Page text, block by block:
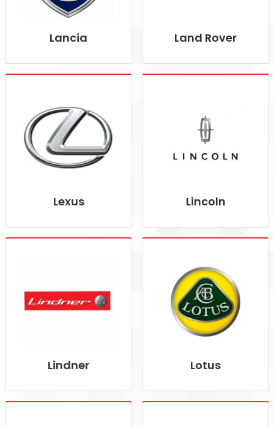
Lancia Land Rover
Lexus Lincoln
Lindner Lotus